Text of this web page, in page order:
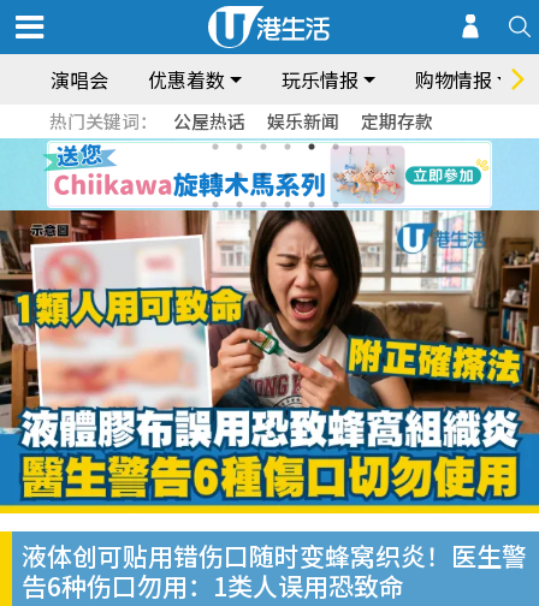
演唱会 优惠着数 玩乐情报 购物情报
热门关键词： 公屋热话 娱乐新闻 定期存款
液体创可贴用错伤口随时变蜂窝织炎！医生警
告6种伤口勿用：1类人误用恐致命